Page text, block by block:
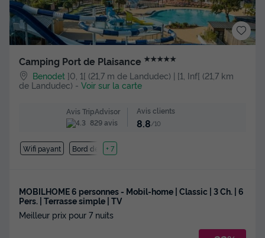
Camping Port de Plaisance ★★★★★
Benodet ]0, 1[ (21,7 m de Landudec) | [1, Inf[ (21,7 km
de Landudec) - Voir sur la carte
Avis TripAdvisor
829 avis
Avis clients
8.8 /10
Wifi payant Bord de mer
+ 7
MOBILHOME 6 personnes - Mobil-home | Classic | 3 Ch. | 6
Pers. | Terrasse simple | TV
Meilleur prix pour 7 nuits